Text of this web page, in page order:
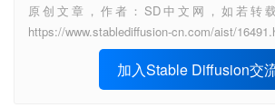
原创文章，作者：SD中文网，如若转
https://www.stablediffusion-cn.com/aist/
加入Stable Diffusion交